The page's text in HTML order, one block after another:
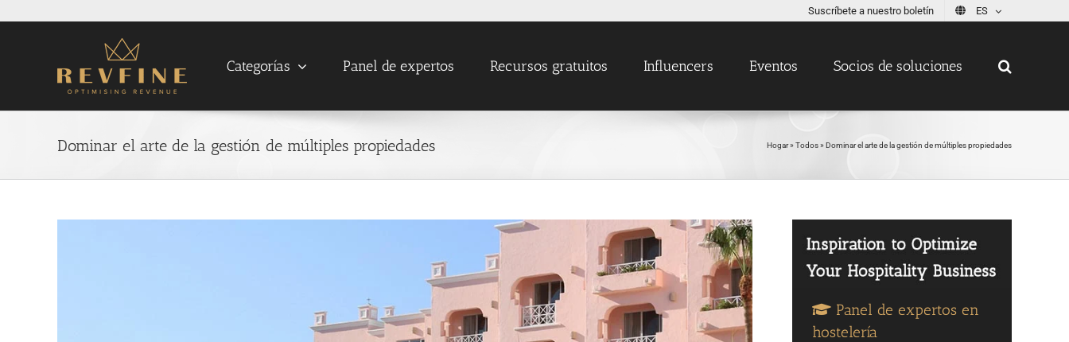
Suscríbete a nuestro boletín ES
Categorías Panel de expertos Recursos gratuitos Influencers Eventos Socios de soluciones
Dominar el arte de la gestión de múltiples propiedades Hogar» Todos» Dominar el arte de la gestión de múltiples propiedades
Panel de expertos en
hostelería